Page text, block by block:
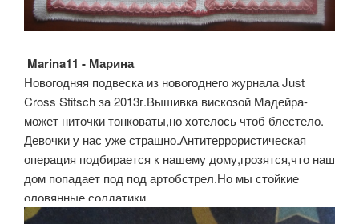
Marina11 - Марина
Новогодняя подвеска из новогоднего журнала Just
Cross Stitsch за 2013г.Вышивка вискозой Мадейра-
может ниточки тонковаты,но хотелось чтоб блестело.
Девочки у нас уже страшно.Антитеррористическая
операция подбирается к нашему дому,грозятся,что наш
дом попадает под под артобстрел.Но мы стойкие
оловянные солдатики.